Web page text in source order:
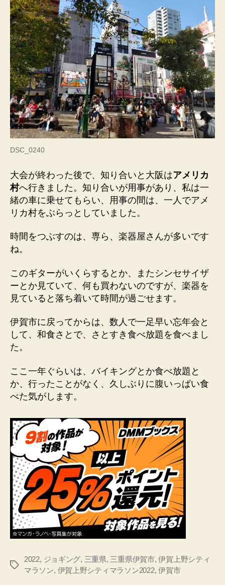
DSC_0240
大会が終わった後で、知り合いと大阪はアメリカ
村へ行きました。知り合いが用事があり、私は一
緒の車に乗せてもらい、用事の間は、一人でアメ
リカ村をぶらっとしていました。
時間をつぶすのは、専ら、楽器屋さんが多いです
ね。
このギターがいくらするとか、またシンセサイザ
ーとか見ていて、何も買わないのですが、楽器を
見ていると落ち着いて時間が過ごせます。
伊賀市に戻ってからは、数人で一足早い忘年会と
して、和食さとで、さとすき食べ放題を食べまし
た。
ここ一年ぐらいは、バイキングとか食べ放題と
か、行ったことがなく、久しぶりに腹いっぱい食
べた気がします。
タ
2022, ジョギング, 三重県, 三重県伊賀市,伊賀上野シティ
マラソン, 伊賀上野シティマラソン2022,伊賀市